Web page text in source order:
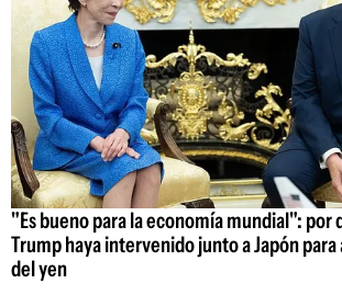
"Es bueno para la economía mundial": por
Trump haya intervenido junto a Japón
del yen